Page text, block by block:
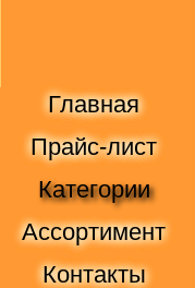
Главная
Прайс-лист
Категории
Ассортимент
Контакты